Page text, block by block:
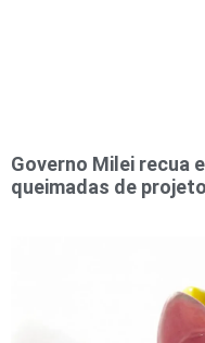
Governo Milei recua
queimadas de